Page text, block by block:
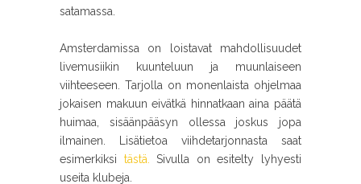
satamassa.
Amsterdamissa on loistavat mahdollisuudet
livemusiikin kuunteluun ja muunlaiseen
viihteeseen. Tarjolla on monenlaista ohjelmaa
jokaisen makuun eivätkä hinnatkaan aina päätä
huimaa, sisäänpääsyn ollessa joskus jopa
ilmainen. Lisätietoa viihdetarjonnasta saat
esimerkiksi tästä.
Sivulla on esitelty lyhyesti
useita klubeja.